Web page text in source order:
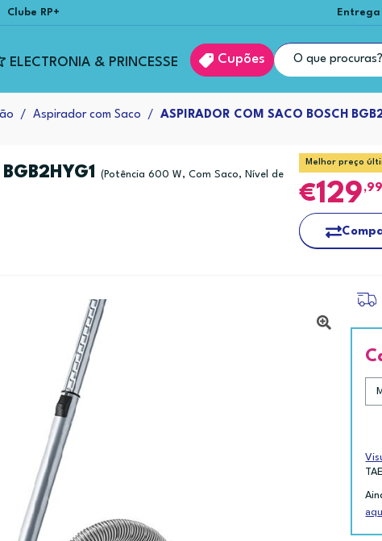
Clube RP+
ELECTRONIA & PRINCESSE Cupões
Aspirador com Saco ASPIRADOR COM SACO BOSCH
(Potência 600 W, Com Saco, Nível de
Melhor preço
129 ,99